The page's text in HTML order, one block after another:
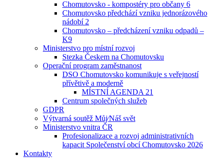
Chomutovsko - kompostéry pro občany 6
Chomutovsko předchází vzniku jednorázového
nádobí 2
Chomutovsko – předcházení vzniku odpadů –
K9
Ministerstvo pro místní rozvoj
Stezka Českem na Chomutovsku
Operační program zaměstnanost
DSO Chomutovsko komunikuje s veřejností
přívětivě a moderně
MÍSTNÍ AGENDA 21
Centrum společných služeb
GDPR
Výtvarná soutěž Můj⁄Náš svět
Ministerstvo vnitra ČR
Profesionalizace a rozvoj administrativních
kapacit Společenství obcí Chomutovsko 2026
Kontakty